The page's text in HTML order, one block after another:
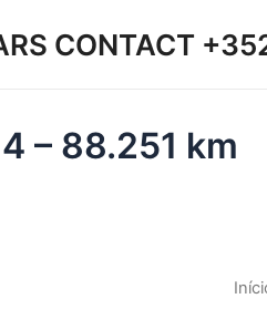
CONTACT
– 88.251 km